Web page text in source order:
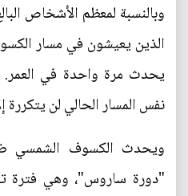
الذين يعيشون في مسار
يحدث مرة واحدة في العمر.
نفس المسار الحالي لن يتكررة إلا بعد
ويحدث الكسوف الشمسي